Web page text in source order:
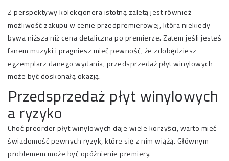
Z perspektywy kolekcjonera istotną zaletą jest również
możliwość zakupu w cenie przedpremierowej, która niekiedy
bywa niższa niż cena detaliczna po premierze. Zatem jeśli jesteś
fanem muzyki i pragniesz mieć pewność, że zdobędziesz
egzemplarz danego wydania, przedsprzedaż płyt winylowych
może być doskonałą okazją.
Przedsprzedaż płyt winylowych
a ryzyko
Choć preorder płyt winylowych daje wiele korzyści, warto mieć
świadomość pewnych ryzyk, które się z nim wiążą. Głównym
problemem może być opóźnienie premiery.